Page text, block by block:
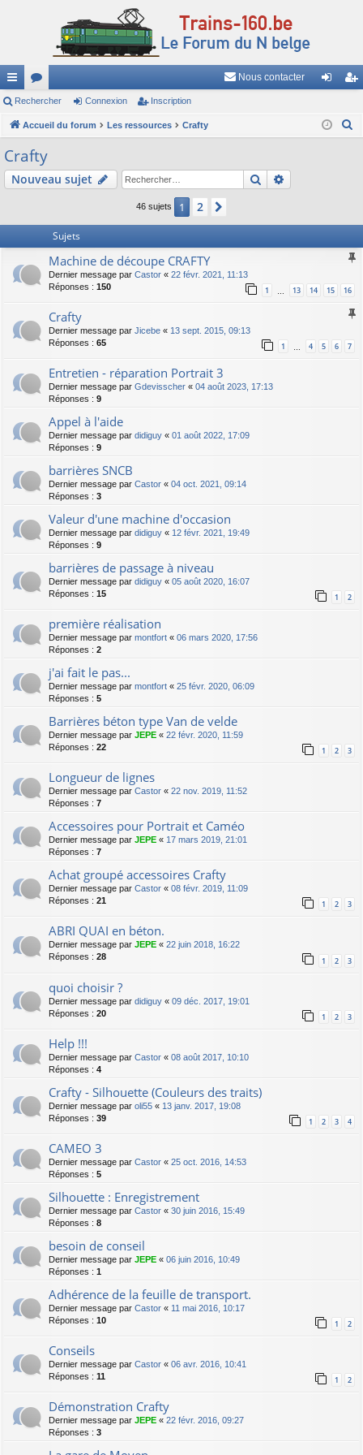
ac
co
ur
ci
or
u
m
s
Nous contacter
ne cri
Rechercher Connexion Inscription
Accueil du forum Les ressources Crafty
h
Crafty
Nouveau sujet Rechercher
46 sujets 1 2
Sujets
Machine de découpe CRAFTY
Dernier message par Castor « 22 févr. 2021, 11:13
Réponses : 150 1 … 13 14 15 16
Crafty
Dernier message par Jicebe « 13 sept. 2015, 09:13
Réponses : 65 1 … 4 5 6 7
Entretien - réparation Portrait 3
Dernier message par Gdevisscher « 04 août 2023, 17:13
Réponses : 9
Appel à l'aide
Dernier message par didiguy « 01 août 2022, 17:09
Réponses : 9
barrières SNCB
Dernier message par Castor « 04 oct. 2021, 09:14
Réponses : 3
Valeur d'une machine d'occasion
Dernier message par didiguy « 12 févr. 2021, 19:49
Réponses : 9
barrières de passage à niveau
Dernier message par didiguy « 05 août 2020, 16:07
Réponses : 15 1 2
première réalisation
Dernier message par montfort « 06 mars 2020, 17:56
Réponses : 2
j'ai fait le pas...
Dernier message par montfort « 25 févr. 2020, 06:09
Réponses : 5
Barrières béton type Van de velde
Dernier message par JEPE « 22 févr. 2020, 11:59
Réponses : 22 1 2 3
Longueur de lignes
Dernier message par Castor « 22 nov. 2019, 11:52
Réponses : 7
Accessoires pour Portrait et Caméo
Dernier message par JEPE « 17 mars 2019, 21:01
Réponses : 7
Achat groupé accessoires Crafty
Dernier message par Castor « 08 févr. 2019, 11:09
Réponses : 21 1 2 3
ABRI QUAI en béton.
Dernier message par JEPE « 22 juin 2018, 16:22
Réponses : 28 1 2 3
quoi choisir ?
Dernier message par didiguy « 09 déc. 2017, 19:01
Réponses : 20 1 2 3
Help !!!
Dernier message par Castor « 08 août 2017, 10:10
Réponses : 4
Crafty - Silhouette (Couleurs des traits)
Dernier message par oli55 « 13 janv. 2017, 19:08
Réponses : 39 1 2 3 4
CAMEO 3
Dernier message par Castor « 25 oct. 2016, 14:53
Réponses : 5
Silhouette : Enregistrement
Dernier message par Castor « 30 juin 2016, 15:49
Réponses : 8
besoin de conseil
Dernier message par JEPE « 06 juin 2016, 10:49
Réponses : 1
Adhérence de la feuille de transport.
Dernier message par Castor « 11 mai 2016, 10:17
Réponses : 10 1 2
Conseils
Dernier message par Castor « 06 avr. 2016, 10:41
Réponses : 11 1 2
Démonstration Crafty
Dernier message par JEPE « 22 févr. 2016, 09:27
Réponses : 3